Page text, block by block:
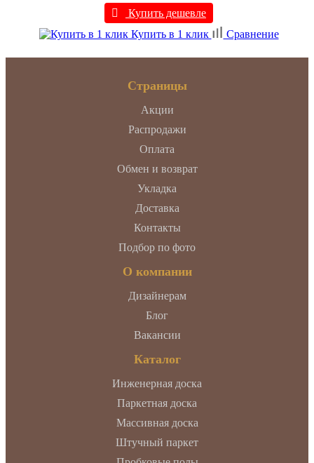
Купить дешевле
Купить в 1 клик
Сравнение
Страницы
Акции
Распродажи
Оплата
Обмен и возврат
Укладка
Доставка
Контакты
Подбор по фото
О компании
Дизайнерам
Блог
Вакансии
Каталог
Инженерная доска
Паркетная доска
Массивная доска
Штучный паркет